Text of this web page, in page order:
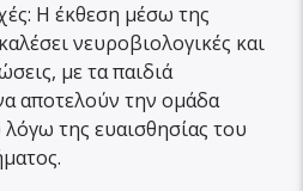
Η έκθεση μέσω της
νευροβιολογικές και
με τα παιδιά
αποτελούν την ομάδα
της ευαισθησίας του